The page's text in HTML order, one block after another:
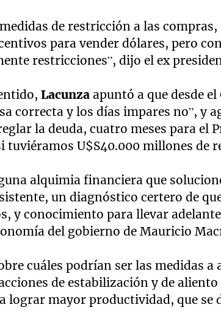
de restricción a las compras,
para vender dólares, pero
restricciones”, dijo el ex
Lacunza apuntó a que desde
correcta y los días impares no”, y
la deuda, cuatro meses para el
tuviéramos U$S40.000 millones de
alquimia financiera que
un diagnóstico certero de
y conocimiento para llevar
del gobierno de Mauricio
cuáles podrían ser las medidas
de estabilización y de
lograr mayor productividad, que se